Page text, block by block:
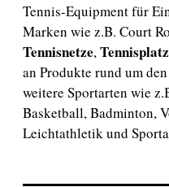
Tennis-Equipment für
Marken wie z.B. Court
Tennisnetze,
an Produkte rund um
weitere Sportarten wie
Basketball, Badminton,
Leichtathletik und